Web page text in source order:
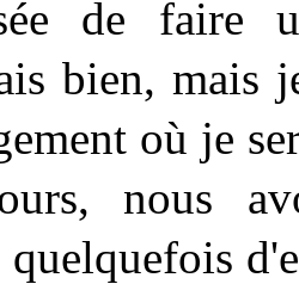
de faire
bien, mais
où je
nous
quelquefois